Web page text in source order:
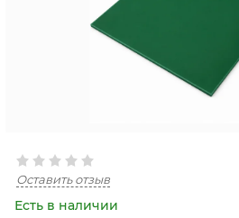
Оставить отзыв
Есть в наличии